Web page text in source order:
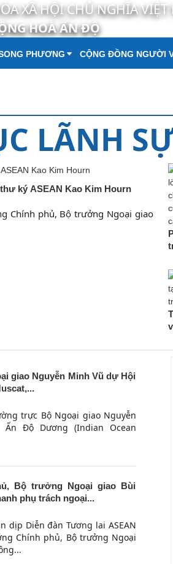
XÃ HỘI CHỦ NGHĨA VIỆT
HOÀ ẤN ĐỘ
PHƯƠNG CỘNG ĐỒNG NGƯỜI
LÃNH
ký ASEAN Kao Kim Hourn
Chính phủ, Bộ trưởng Ngoại giao
giao Nguyễn Minh Vũ dự Hội
trực Bộ Ngoại giao Nguyễn
Độ Dương (Indian Ocean
Bộ trưởng Ngoại giao Bùi
phụ trách ngoại...
dịp Diễn đàn Tương lai ASEAN
Chính phủ, Bộ trưởng Ngoại